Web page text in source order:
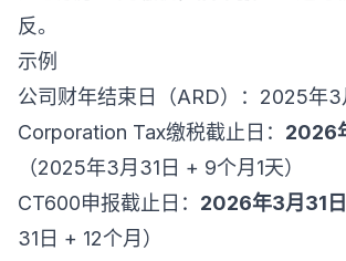
反。
示例
公司财年结束日（ARD）：2025年3
Corporation Tax缴税截止日： 2026
（2025年3月31日 + 9个月1天）
CT600申报截止日： 2026年3月31日
31日 + 12个月）